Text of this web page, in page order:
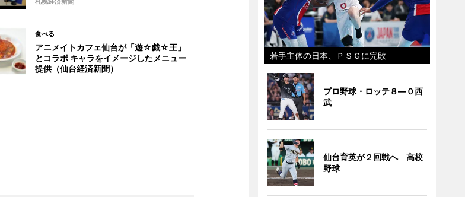
食べる
アニメイトカフェ仙台が「遊☆戯☆王」
とコラボ キャラをイメージしたメニュー
提供（仙台経済新聞）
若手主体の日本、ＰＳＧに完敗
プロ野球・ロッテ８―０西
武
仙台育英が２回戦へ 高校
野球